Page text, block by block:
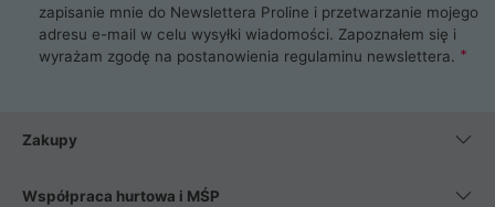
zapisanie mnie do Newslettera Proline i przetwarzanie mojego
adresu e-mail w celu wysyłki wiadomości. Zapoznałem się i
wyrażam zgodę na postanowienia regulaminu newslettera.
Zakupy
Współpraca hurtowa i MŚP